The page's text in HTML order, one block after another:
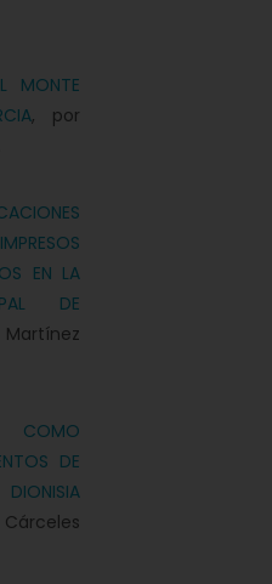
MONTE
, por
EN LA
DE
COMO
DE